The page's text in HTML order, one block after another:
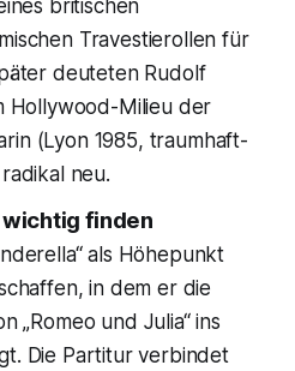
britischen
Travestierollen für
deuteten Rudolf
Hollywood-Milieu der
(Lyon 1985, traumhaft-
neu.
finden
als Höhepunkt
in dem er die
„Romeo und Julia“ ins
Die Partitur verbindet